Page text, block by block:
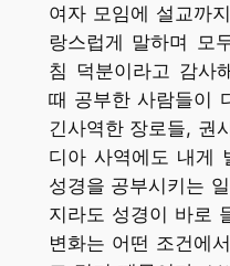
여자 모임에 설교까
랑스럽게 말하며 모
침 덕분이라고 감사
때 공부한 사람들이
긴사역한 장로들, 권
디아 사역에도 내게
성경을 공부시키는
지라도 성경이 바로
변화는 어떤 조건에